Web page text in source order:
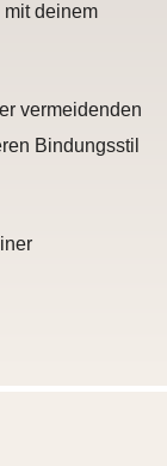
deinem
vermeidenden
Bindungsstil